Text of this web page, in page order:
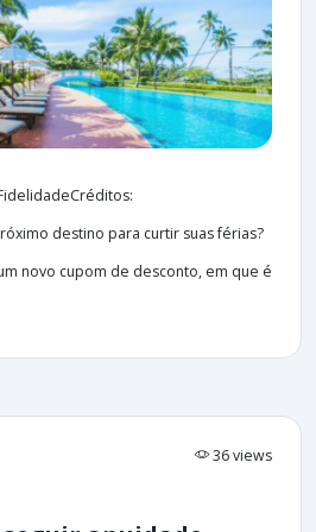
destino para curtir suas férias?
novo cupom de desconto, em que é
36 views